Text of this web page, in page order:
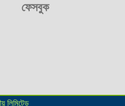
ফেসবুক
লিমিটেড